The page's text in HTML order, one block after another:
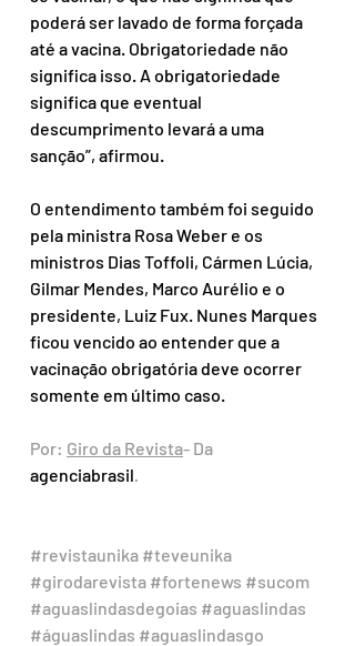
poderá ser lavado de forma forçada
até a vacina. Obrigatoriedade não
significa isso. A obrigatoriedade
significa que eventual
descumprimento levará a uma
sanção”, afirmou.
O entendimento também foi seguido
pela ministra Rosa Weber e os
ministros Dias Toffoli, Cármen Lúcia,
Gilmar Mendes, Marco Aurélio e o
presidente, Luiz Fux. Nunes Marques
ficou vencido ao entender que a
vacinação obrigatória deve ocorrer
somente em último caso.
Por: Giro da Revista- Da
agenciabrasil.
#revistaunika #teveunika
#girodarevista #fortenews #sucom
#aguaslindasdegoias #aguaslindas
#águaslindas #aguaslindasgo